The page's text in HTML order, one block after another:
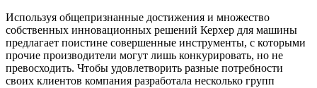
Используя общепризнанные достижения и множество
собственных инновационных решений Керхер для машины
предлагает поистине совершенные инструменты, с которыми
прочие производители могут лишь конкурировать, но не
превосходить. Чтобы удовлетворить разные потребности
своих клиентов компания разработала несколько групп